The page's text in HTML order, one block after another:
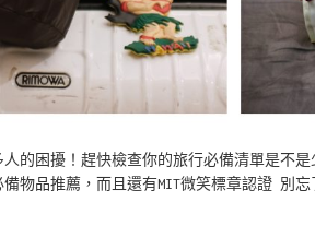
的困擾！趕快檢查你的旅行必備清單是不是
物品推薦，而且還有MIT微笑標章認證 別忘了